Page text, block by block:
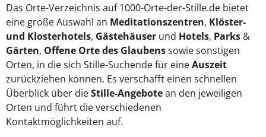
Das Orte-Verzeichnis auf 1000-Orte-der-Stille.de bietet
eine große Auswahl an Meditationszentren, Klöster-
und Klosterhotels, Gästehäuser und Hotels, Parks &
Gärten, Offene Orte des Glaubenssowie sonstigen
Orten, in die sich Stille-Suchende für eineAuszeit
zurückziehen können. Es verschafft einen schnellen
Überblick über dieStille-Angebotean den jeweiligen
Orten und führt die verschiedenen
Kontaktmöglichkeiten auf.